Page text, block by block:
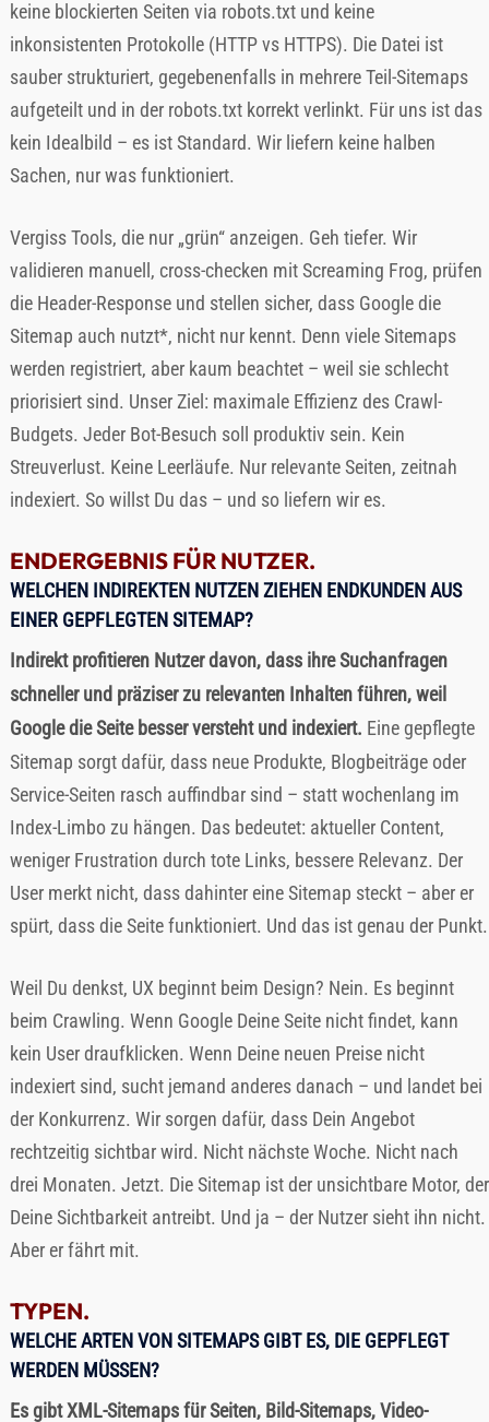
keine blockierten Seiten via robots.txt und keine
inkonsistenten Protokolle (HTTP vs HTTPS). Die Datei ist
sauber strukturiert, gegebenenfalls in mehrere Teil-Sitemaps
aufgeteilt und in der robots.txt korrekt verlinkt. Für uns ist das
kein Idealbild – es ist Standard. Wir liefern keine halben
Sachen, nur was funktioniert.
Vergiss Tools, die nur „grün“ anzeigen. Geh tiefer. Wir
validieren manuell, cross-checken mit Screaming Frog, prüfen
die Header-Response und stellen sicher, dass Google die
Sitemap auch nutzt*, nicht nur kennt. Denn viele Sitemaps
werden registriert, aber kaum beachtet – weil sie schlecht
priorisiert sind. Unser Ziel: maximale Effizienz des Crawl-
Budgets. Jeder Bot-Besuch soll produktiv sein. Kein
Streuverlust. Keine Leerläufe. Nur relevante Seiten, zeitnah
indexiert. So willst Du das – und so liefern wir es.
ENDERGEBNIS FÜR NUTZER.
WELCHEN INDIREKTEN NUTZEN ZIEHEN ENDKUNDEN AUS
EINER GEPFLEGTEN SITEMAP?
Indirekt profitieren Nutzer davon, dass ihre Suchanfragen
schneller und präziser zu relevanten Inhalten führen, weil
Google die Seite besser versteht und indexiert. Eine gepflegte
Sitemap sorgt dafür, dass neue Produkte, Blogbeiträge oder
Service-Seiten rasch auffindbar sind – statt wochenlang im
Index-Limbo zu hängen. Das bedeutet: aktueller Content,
weniger Frustration durch tote Links, bessere Relevanz. Der
User merkt nicht, dass dahinter eine Sitemap steckt – aber er
spürt, dass die Seite funktioniert. Und das ist genau der Punkt.
Weil Du denkst, UX beginnt beim Design? Nein. Es beginnt
beim Crawling. Wenn Google Deine Seite nicht findet, kann
kein User draufklicken. Wenn Deine neuen Preise nicht
indexiert sind, sucht jemand anderes danach – und landet bei
der Konkurrenz. Wir sorgen dafür, dass Dein Angebot
rechtzeitig sichtbar wird. Nicht nächste Woche. Nicht nach
drei Monaten. Jetzt. Die Sitemap ist der unsichtbare Motor, der
Deine Sichtbarkeit antreibt. Und ja – der Nutzer sieht ihn nicht.
Aber er fährt mit.
TYPEN.
WELCHE ARTEN VON SITEMAPS GIBT ES, DIE GEPFLEGT
WERDEN MÜSSEN?
Es gibt XML-Sitemaps für Seiten, Bild-Sitemaps, Video-